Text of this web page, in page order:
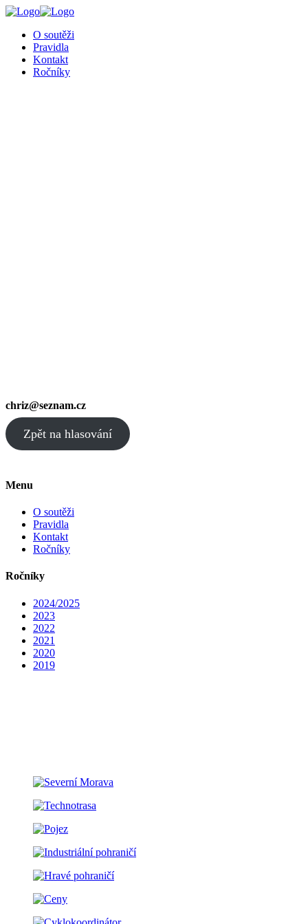
O soutěži
Pravidla
Kontakt
Ročníky
chriz@seznam.cz
Zpět na hlasování
Menu
O soutěži
Pravidla
Kontakt
Ročníky
Ročníky
2024/2025
2023
2022
2021
2020
2019